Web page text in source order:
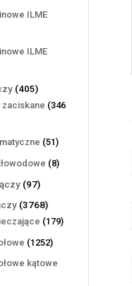
ILME
ILME
405405
produktów
zaciskane 346
5151
produktów
88
9797
produktów
37683768
produktów
179179
12521252
kątowe